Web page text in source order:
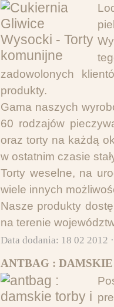
zadowolonych
produkty.
Gama naszych
60 rodzajów
oraz torty na każdą
w ostatnim czasie
Torty weselne, na
wiele innych
Nasze produkty
na terenie
Data dodania: 18 02 2012
ANTBAG :